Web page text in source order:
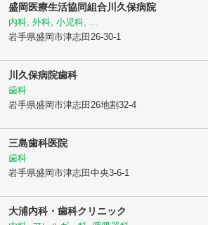
盛岡医療生活協同組合川久保病院
内科, 外科, 小児科, ...
岩手県盛岡市津志田26-30-1
川久保病院歯科
歯科
岩手県盛岡市津志田26地割32-4
三島歯科医院
歯科
岩手県盛岡市津志田中央3-6-1
大浦内科・歯科クリニック